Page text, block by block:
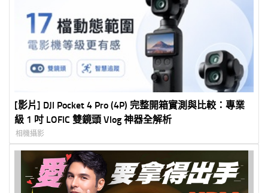
[影片] DJI Pocket 4 Pro (4P) 完整開箱實測與比較：專業
級 1 吋 LOFIC 雙鏡頭 Vlog 神器全解析
相機攝影